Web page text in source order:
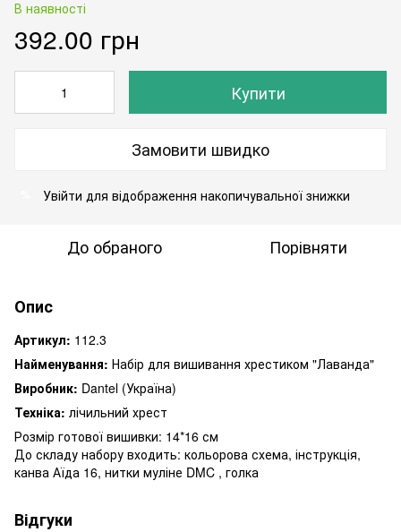
В наявності
392.00 грн
Купити
Замовити швидко
Увійти для відображення накопичувальної знижки
До обраного Порівняти
Опис
Артикул: 112.3
Найменування: Набір для вишивання хрестиком "Лаванда"
Виробник: Dantel (Україна)
Техніка: лічильний хрест
Розмір готової вишивки: 14*16 см
До складу набору входить: кольорова схема, інструкція,
канва Аїда 16, нитки муліне DMC , голка
Відгуки